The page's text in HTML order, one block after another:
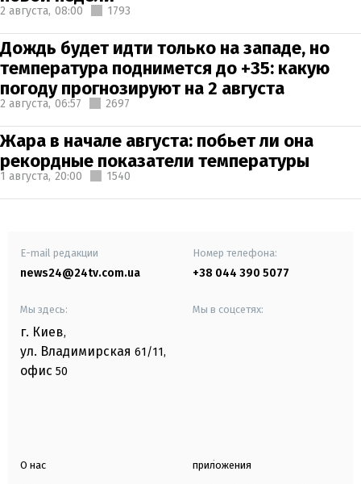
2 августа, 08:00 1793
Дождь будет идти только на западе, но
температура поднимется до +35: какую
погоду прогнозируют на 2 августа
2 августа, 06:57 2697
Жара в начале августа: побьет ли она
рекордные показатели температуры
1 августа, 20:00 1540
E-mail редакции
news24@24tv.com.ua
Номер телефона:
+38 044 390 5077
Мы здесь:
г. Киев,
ул. Владимирская 61/11,
офис 50
Мы в соцсетях:
О нас приложения